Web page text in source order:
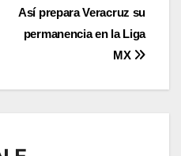
Así prepara Veracruz su
permanencia en la Liga
MX